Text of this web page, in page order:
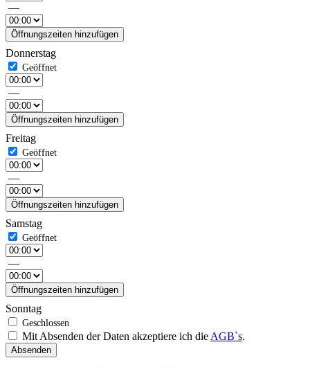
—
Öffnungszeiten hinzufügen
Donnerstag
—
Öffnungszeiten hinzufügen
Freitag
—
Öffnungszeiten hinzufügen
Samstag
—
Öffnungszeiten hinzufügen
Sonntag
Mit Absenden der Daten akzeptiere ich die AGB`s.
Absenden